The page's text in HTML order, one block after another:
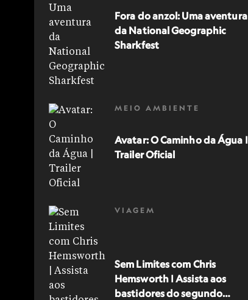
Fora do anzol: Uma aventura
da National Geographic
Sharkfest
MEIO AMBIENTE
Avatar: O Caminho da Água |
Trailer Oficial
VIAGEM
Sem Limites com Chris
Hemsworth | Assista aos
bastidores do segundo